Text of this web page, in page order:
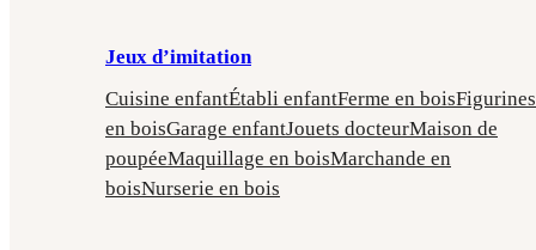
Jeux d’imitation
Cuisine enfantÉtabli enfantFerme en boisFigurines
en boisGarage enfantJouets docteurMaison de
poupéeMaquillage en boisMarchande en
boisNurserie en bois